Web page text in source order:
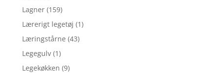
Lagner (159)
Lærerigt legetøj (1)
Læringstårne (43)
Legegulv (1)
Legekøkken (9)